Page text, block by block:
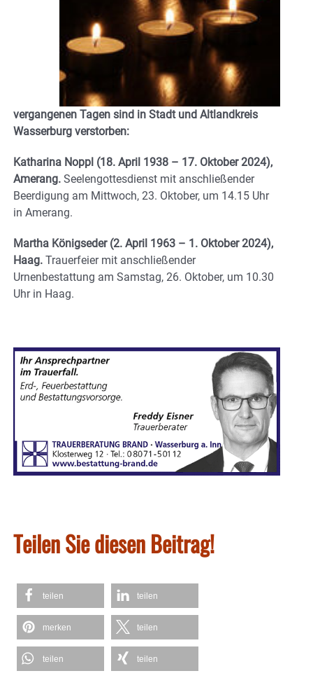
vergangenen Tagen sind in Stadt und Altlandkreis
Wasserburg verstorben:
Katharina Noppl (18. April 1938 – 17. Oktober 2024),
Amerang. Seelengottesdienst mit anschließender
Beerdigung am Mittwoch, 23. Oktober, um 14.15 Uhr
in Amerang.
Martha Königseder (2. April 1963 – 1. Oktober 2024),
Haag. Trauerfeier mit anschließender
Urnenbestattung am Samstag, 26. Oktober, um 10.30
Uhr in Haag.
Teilen Sie diesen Beitrag!
teilen teilen
merken teilen
teilen teilen